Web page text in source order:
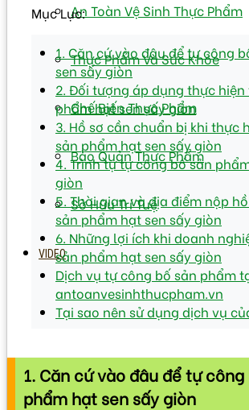
An Toàn Vệ Sinh Thực Phẩm
Thực Phẩm Và Sức Khỏe
Chế Biến Thực Phẩm
Bảo Quản Thực Phẩm
Sở Hữu Trí Tuệ
VIDEO
Mục Lục:
1. Căn cứ vào đâu để tự công
sen sấy giòn
2. Đối tượng áp dụng thực
phẩm hạt sen sấy giòn
3. Hồ sơ cần chuẩn bị khi thực
sản phẩm hạt sen sấy giòn
4. Trình tự tự công bố sản
giòn
5. Thời gian và địa điểm nộp
sản phẩm hạt sen sấy giòn
6. Những lợi ích khi doanh
sản phẩm hạt sen sấy giòn
Dịch vụ tự công bố sản phẩm
antoanvesinhthucpham.vn
Tại sao nên sử dụng dịch vụ
1. Căn cứ vào đâu để tự công
phẩm hạt sen sấy giòn